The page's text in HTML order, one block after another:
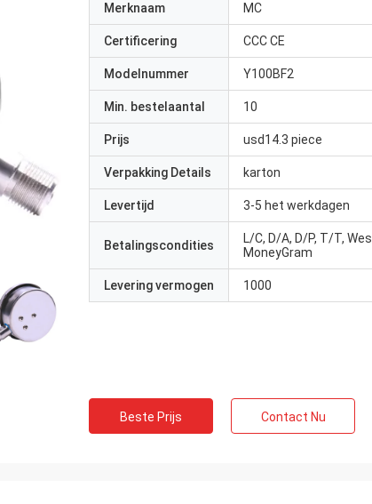
Merknaam MC
Certificering CCC CE
Modelnummer Y100BF2
Min. bestelaantal 10
Prijs usd14.3 piece
Verpakking Details karton
Levertijd 3-5 het werkdagen
Betalingscondities
L/C, D/A, D/P, T/T,
MoneyGram
Levering vermogen 1000
Beste Prijs Contact Nu